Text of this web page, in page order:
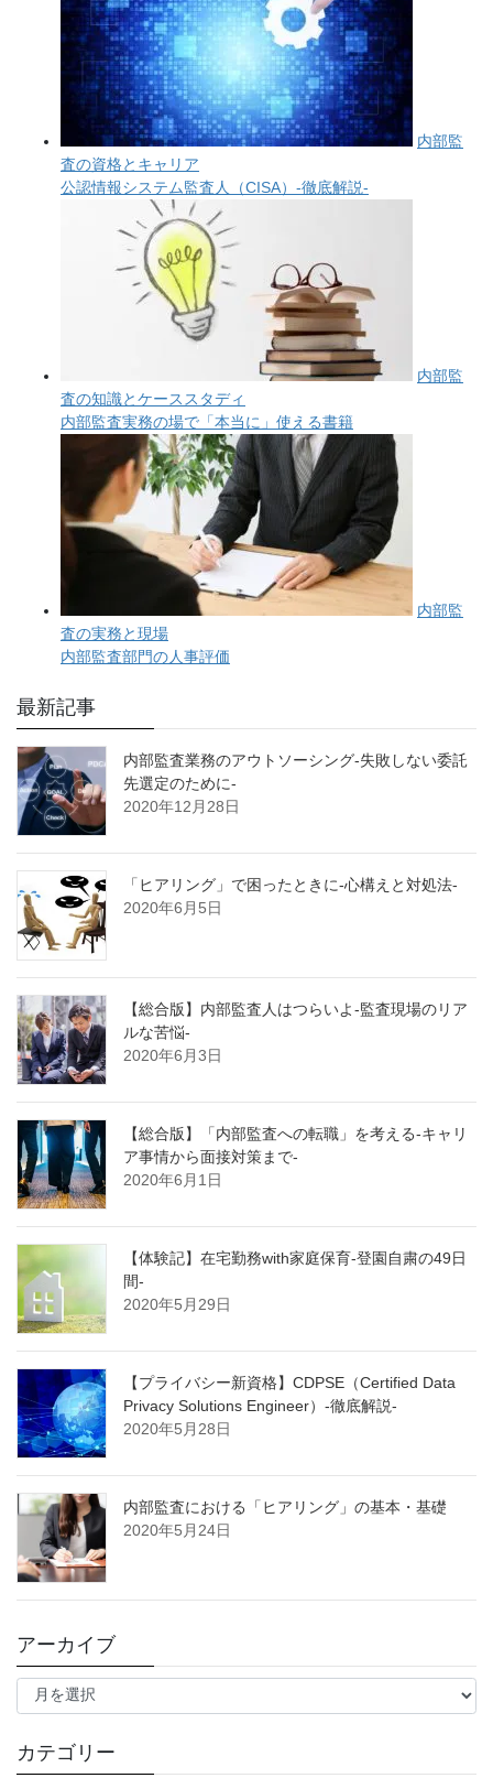
最新記事
内部監査業務のアウトソーシング-失敗しない委託
先選定のために-
2020年12月28日
「ヒアリング」で困ったときに-心構えと対処法-
2020年6月5日
【総合版】内部監査人はつらいよ-監査現場のリア
ルな苦悩-
2020年6月3日
【総合版】「内部監査への転職」を考える-キャリ
ア事情から面接対策まで-
2020年6月1日
【体験記】在宅勤務with家庭保育-登園自粛の49日
間-
2020年5月29日
【プライバシー新資格】CDPSE（Certified Data
Privacy Solutions Engineer）-徹底解説-
2020年5月28日
内部監査における「ヒアリング」の基本・基礎
2020年5月24日
アーカイブ
ア
イ
カテゴリー